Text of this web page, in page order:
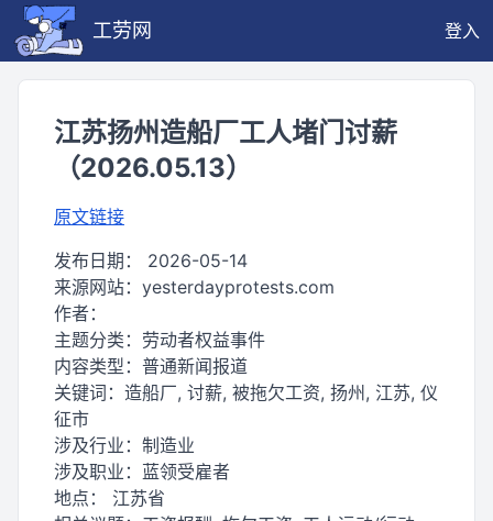
工劳网 登入
江苏扬州造船厂工人堵门讨薪
（2026.05.13）
原文链接
发布日期： 2026-05-14
来源网站： yesterdayprotests.com
作者：
主题分类： 劳动者权益事件
内容类型： 普通新闻报道
关键词： 造船厂, 讨薪, 被拖欠工资, 扬州, 江苏, 仪
征市
涉及行业： 制造业
涉及职业： 蓝领受雇者
地点： 江苏省